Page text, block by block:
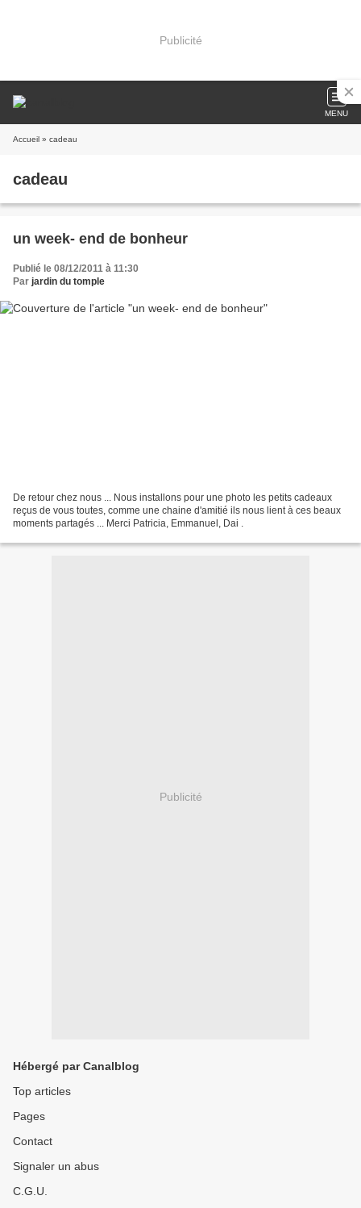
Publicité
MENU
Accueil » cadeau
cadeau
un week- end de bonheur
Publié le 08/12/2011 à 11:30
Par jardin du tomple
De retour chez nous ... Nous installons pour une photo les petits cadeaux
reçus de vous toutes, comme une chaine d'amitié ils nous lient à ces beaux
moments partagés ... Merci Patricia, Emmanuel, Dai .
Publicité
Hébergé par Canalblog
Top articles
Pages
Contact
Signaler un abus
C.G.U.